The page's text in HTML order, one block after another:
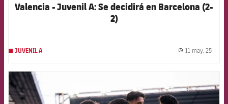
Valencia - Juvenil A: Se decidirá en Barcelona (2-
2)
JUVENIL A 11 may. 25